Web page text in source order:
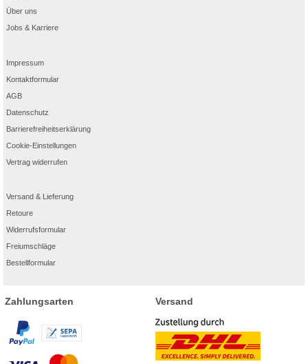
Über uns
Jobs & Karriere
Impressum
Kontaktformular
AGB
Datenschutz
Barrierefreiheitserklärung
Cookie-Einstellungen
Vertrag widerrufen
Versand & Lieferung
Retoure
Widerrufsformular
Freiumschläge
Bestellformular
Zahlungsarten Versand